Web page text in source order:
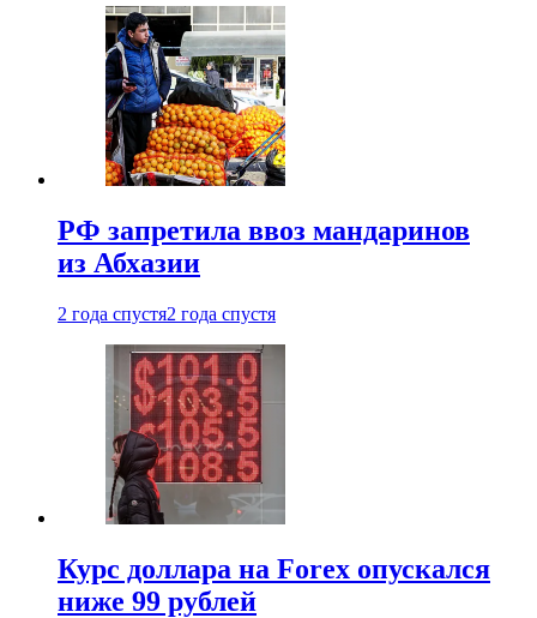
РФ запретила ввоз мандаринов
из Абхазии
2 года спустя2 года спустя
Курс доллара на Forex опускался
ниже 99 рублей